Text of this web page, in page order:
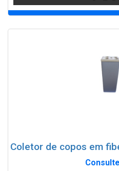
Coletor de copos em